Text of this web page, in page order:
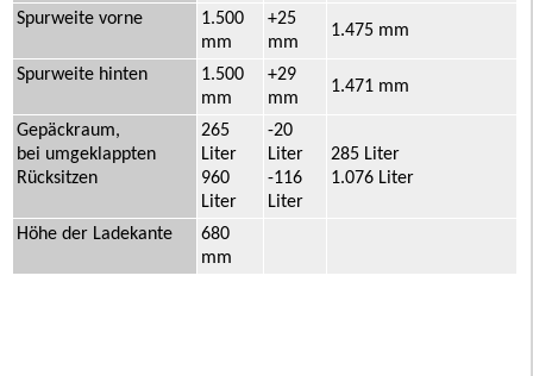
Spurweite vorne
1.500
mm
+25
mm
1.475 mm
Spurweite hinten
1.500
mm
+29
mm
1.471 mm
Gepäckraum,
bei umgeklappten
Rücksitzen
265
Liter
960
Liter
-20
Liter
-116
Liter
285 Liter
1.076 Liter
Höhe der Ladekante
680
mm